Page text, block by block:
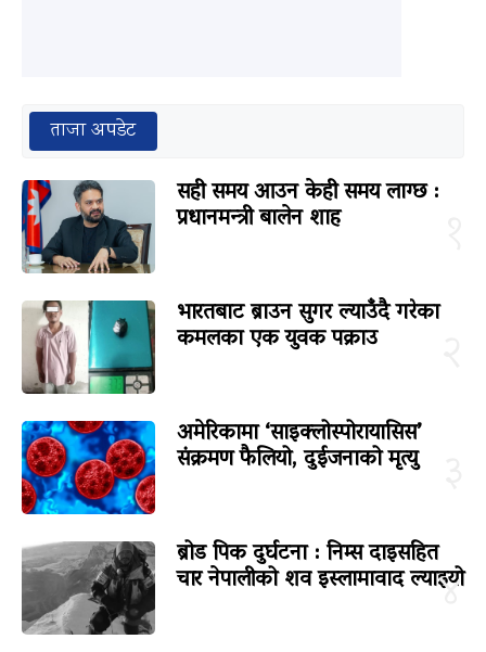
ताजा अपडेट
सही समय आउन केही समय लाग्छ :
प्रधानमन्त्री बालेन शाह
भारतबाट ब्राउन सुगर ल्याउँदै गरेका
कमलका एक युवक पक्राउ
अमेरिकामा ‘साइक्लोस्पोरायासिस’
संक्रमण फैलियो, दुईजनाको मृत्यु
४
ब्रोड पिक दुर्घटना : निम्स दाइसहित
चार नेपालीको शव इस्लामावाद ल्याइयो